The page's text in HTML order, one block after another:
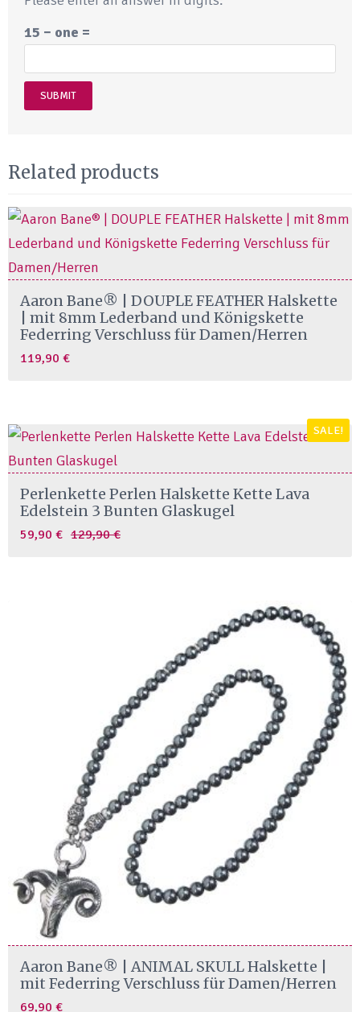
15 − one =
Related products
Aaron Bane® | DOUPLE FEATHER Halskette
| mit 8mm Lederband und Königskette
Federring Verschluss für Damen/Herren
119,90 €
SALE!
Perlenkette Perlen Halskette Kette Lava
Edelstein 3 Bunten Glaskugel
129,90€
Original
59,90 € Current
Aaron Bane® | ANIMAL SKULL Halskette |
mit Federring Verschluss für Damen/Herren
69,90 €